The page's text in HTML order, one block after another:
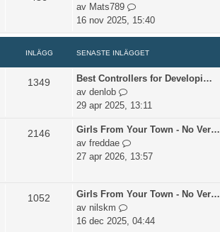
l
d
e
s
n
s
t
e
l
g
av Mats789
G
å
t
e
s
n
t
i
16 nov 2025, 15:40
INLÄGG SENASTE INLÄGGET
1349
Best Controllers for Developi…
av denlob
G
å
i
l
t
s
e
29 apr 2025, 13:11
2146
Girls From Your Town - No Ver…
av freddae
G
å
l
d
27 apr 2026, 13:57
1052
Girls From Your Town - No Ver…
av nilskm
G
16 dec 2025, 04:44